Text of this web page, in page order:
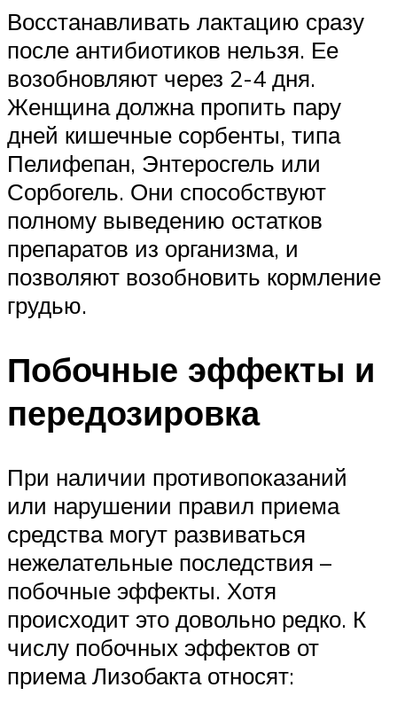
Восстанавливать лактацию сразу
после антибиотиков нельзя. Ее
возобновляют через 2-4 дня.
Женщина должна пропить пару
дней кишечные сорбенты, типа
Пелифепан, Энтеросгель или
Сорбогель. Они способствуют
полному выведению остатков
препаратов из организма, и
позволяют возобновить кормление
грудью.
Побочные эффекты и
передозировка
При наличии противопоказаний
или нарушении правил приема
средства могут развиваться
нежелательные последствия –
побочные эффекты. Хотя
происходит это довольно редко. К
числу побочных эффектов от
приема Лизобакта относят: